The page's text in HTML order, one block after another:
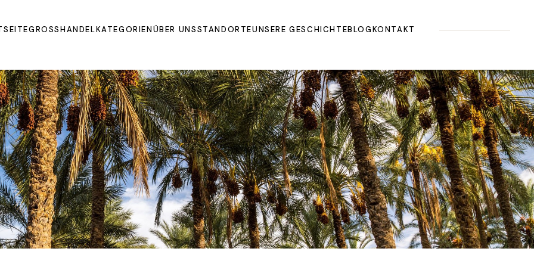
GROSSHANDEL
Oils
Extrakte und Pulver
Organic Juices
Molasse and Jam
Sirupe
Dried Fruits and
Vegetables
Früchte
Other Products
KATEGORIENÜBER UNSSTANDORTEUNSERE GESCHICHTEBLOGKONTAKT